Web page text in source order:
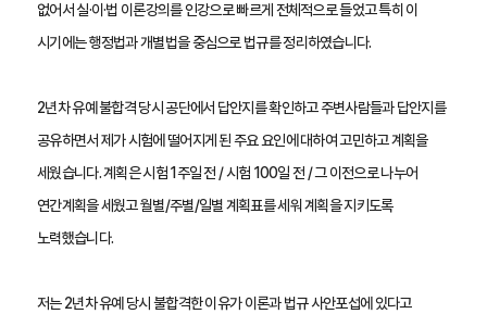
없어서 실·이·법 이론강의를 인강으로 빠르게 전체적으로 들었고 특히 이
시기에는 행정법과 개별법을 중심으로 법규를 정리하였습니다.
2년차 유예 불합격 당시 공단에서 답안지를 확인하고 주변사람들과 답안지를
공유하면서 제가 시험에 떨어지게 된 주요 요인에 대하여 고민하고 계획을
세웠습니다. 계획은 시험 1주일 전 / 시험 100일 전 / 그 이전으로 나누어
연간계획을 세웠고 월별/주별/일별 계획표를 세워 계획을 지키도록
노력했습니다.
저는 2년차 유예 당시 불합격한 이유가 이론과 법규 사안포섭에 있다고